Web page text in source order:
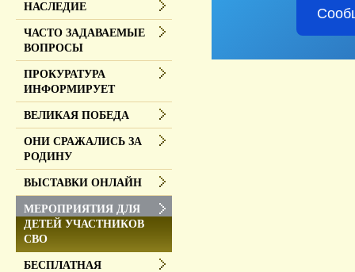
НАСЛЕДИЕ
ЧАСТО ЗАДАВАЕМЫЕ
ВОПРОСЫ
ПРОКУРАТУРА
ИНФОРМИРУЕТ
ВЕЛИКАЯ ПОБЕДА
ОНИ СРАЖАЛИСЬ ЗА
РОДИНУ
ВЫСТАВКИ ОНЛАЙН
МЕРОПРИЯТИЯ ДЛЯ
ДЕТЕЙ УЧАСТНИКОВ
СВО
БЕСПЛАТНАЯ